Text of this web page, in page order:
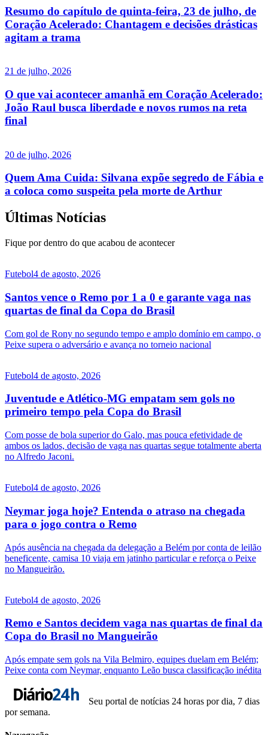
Resumo do capítulo de quinta-feira, 23 de julho, de
Coração Acelerado: Chantagem e decisões drásticas
agitam a trama
21 de julho, 2026
O que vai acontecer amanhã em Coração Acelerado:
João Raul busca liberdade e novos rumos na reta
final
20 de julho, 2026
Quem Ama Cuida: Silvana expõe segredo de Fábia e
a coloca como suspeita pela morte de Arthur
Últimas Notícias
Fique por dentro do que acabou de acontecer
Futebol4 de agosto, 2026
Santos vence o Remo por 1 a 0 e garante vaga nas
quartas de final da Copa do Brasil
Com gol de Rony no segundo tempo e amplo domínio em campo, o
Peixe supera o adversário e avança no torneio nacional
Futebol4 de agosto, 2026
Juventude e Atlético-MG empatam sem gols no
primeiro tempo pela Copa do Brasil
Com posse de bola superior do Galo, mas pouca efetividade de
ambos os lados, decisão de vaga nas quartas segue totalmente aberta
no Alfredo Jaconi.
Futebol4 de agosto, 2026
Neymar joga hoje? Entenda o atraso na chegada
para o jogo contra o Remo
Após ausência na chegada da delegação a Belém por conta de leilão
beneficente, camisa 10 viaja em jatinho particular e reforça o Peixe
no Mangueirão.
Futebol4 de agosto, 2026
Remo e Santos decidem vaga nas quartas de final da
Copa do Brasil no Mangueirão
Após empate sem gols na Vila Belmiro, equipes duelam em Belém;
Peixe conta com Neymar, enquanto Leão busca classificação inédita
Seu portal de notícias 24 horas por dia, 7 dias
por semana.